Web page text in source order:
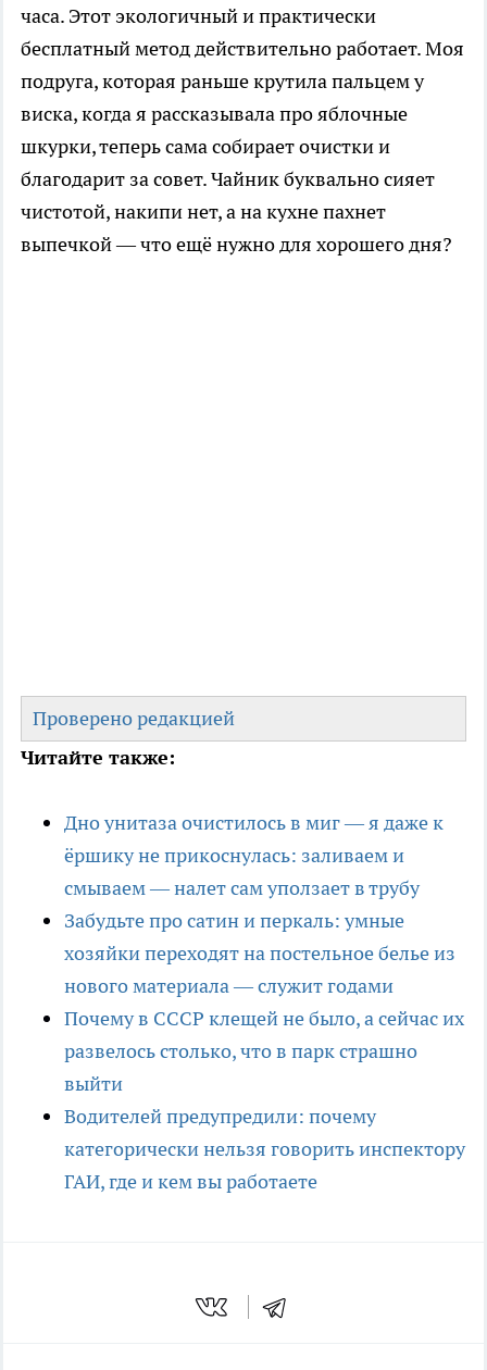
часа. Этот экологичный и практически
бесплатный метод действительно работает. Моя
подруга, которая раньше крутила пальцем у
виска, когда я рассказывала про яблочные
шкурки, теперь сама собирает очистки и
благодарит за совет. Чайник буквально сияет
чистотой, накипи нет, а на кухне пахнет
выпечкой — что ещё нужно для хорошего дня?
Проверено редакцией
Читайте также:
Дно унитаза очистилось в миг — я даже к
ёршику не прикоснулась: заливаем и
смываем — налет сам уползает в трубу
Забудьте про сатин и перкаль: умные
хозяйки переходят на постельное белье из
нового материала — служит годами
Почему в СССР клещей не было, а сейчас их
развелось столько, что в парк страшно
выйти
Водителей предупредили: почему
категорически нельзя говорить инспектору
ГАИ, где и кем вы работаете